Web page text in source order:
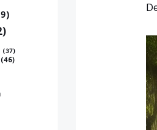
(37)
(46)